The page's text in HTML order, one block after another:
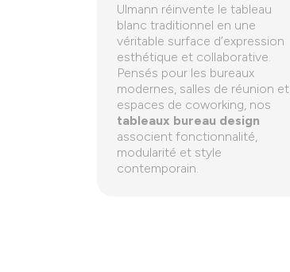
Ulmann réinvente le tableau
blanc traditionnel en une
véritable surface d’expression
esthétique et collaborative.
Pensés pour les bureaux
modernes, salles de réunion et
espaces de coworking, nos
tableaux bureau design
associent fonctionnalité,
modularité et style
contemporain.